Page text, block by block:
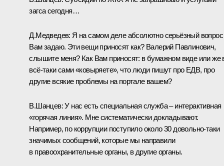
загса сегодня…
Д.Медведев: Я на самом деле абсолютно серьёзный вопрос
Вам задаю. Эти вещи приносят как? Валерий Павлинович,
слышите меня? Как Вам приносят: в бумажном виде или же
всё‑таки сами «ковыряете», что люди пишут про ЕДВ, про
другие всякие проблемы на портале вашем?
В.Шанцев:У нас есть специальная служба – интерактивная
«горячая линия». Мне систематически докладывают.
Например, по коррупции поступило около 30 довольно‑таки
значимых сообщений, которые мы направили
в правоохранительные органы, в другие органы.